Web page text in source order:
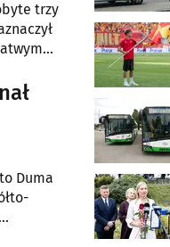
trzy
Duma